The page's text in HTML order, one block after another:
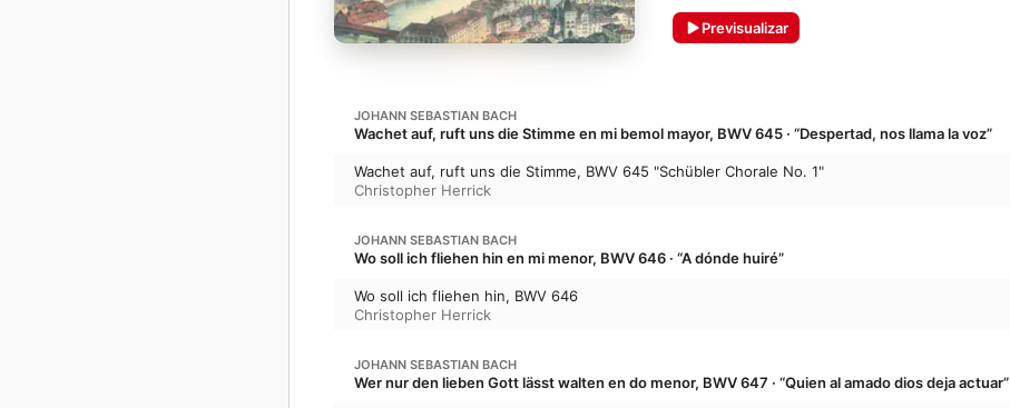
Previsualizar
JOHANN SEBASTIAN BACH
Wachet auf, ruft uns die Stimme en mi bemol mayor, BWV 645 · “Despertad, nos llama la voz”
Wachet auf, ruft uns die Stimme, BWV 645 "Schübler Chorale No. 1"
Christopher Herrick
JOHANN SEBASTIAN BACH
Wo soll ich fliehen hin en mi menor, BWV 646 · “A dónde huiré”
Wo soll ich fliehen hin, BWV 646
Christopher Herrick
JOHANN SEBASTIAN BACH
Wer nur den lieben Gott lässt walten en do menor, BWV 647 · “Quien al amado dios deja actuar”